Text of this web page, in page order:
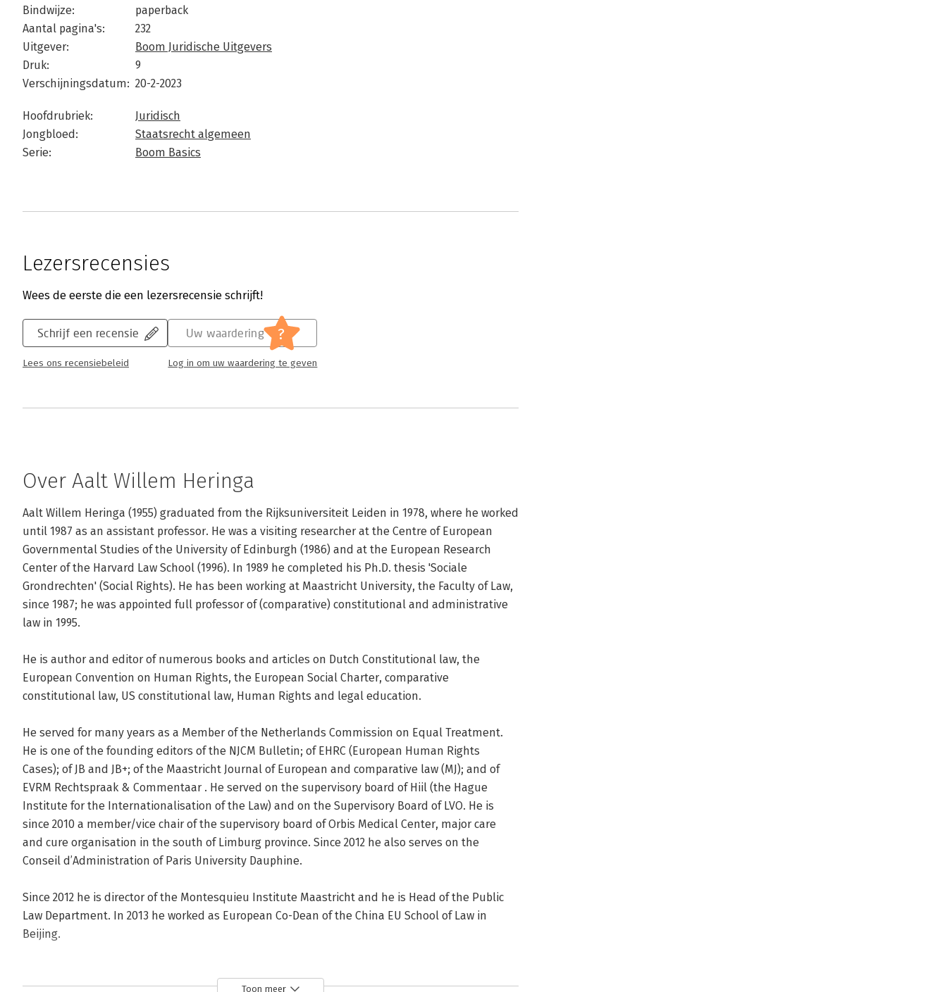
Bindwijze:
paperback
Aantal pagina's:
232
Uitgever:
Boom Juridische Uitgevers
Druk:
9
Verschijningsdatum: 20-2-2023
Hoofdrubriek:
Juridisch
Jongbloed:
Staatsrecht algemeen
Serie:
Boom Basics
Lezersrecensies
Wees de eerste die een lezersrecensie schrijft!
Schrijf een recensie
Lees ons recensiebeleid
Uw waardering ?
Log in om uw waardering te geven
Over Aalt Willem Heringa
Aalt Willem Heringa (1955) graduated from the Rijksuniversiteit Leiden in 1978, where he worked
until 1987 as an assistant professor. He was a visiting researcher at the Centre of European
Governmental Studies of the University of Edinburgh (1986) and at the European Research
Center of the Harvard Law School (1996). In 1989 he completed his Ph.D. thesis 'Sociale
Grondrechten' (Social Rights). He has been working at Maastricht University, the Faculty of Law,
since 1987; he was appointed full professor of (comparative) constitutional and administrative
law in 1995.
He is author and editor of numerous books and articles on Dutch Constitutional law, the
European Convention on Human Rights, the European Social Charter, comparative
constitutional law, US constitutional law, Human Rights and legal education.
He served for many years as a Member of the Netherlands Commission on Equal Treatment.
He is one of the founding editors of the NJCM Bulletin; of EHRC (European Human Rights
Cases); of JB and JB+; of the Maastricht Journal of European and comparative law (MJ); and of
EVRM Rechtspraak & Commentaar . He served on the supervisory board of Hiil (the Hague
Institute for the Internationalisation of the Law) and on the Supervisory Board of LVO. He is
since 2010 a member/vice chair of the supervisory board of Orbis Medical Center, major care
and cure organisation in the south of Limburg province. Since 2012 he also serves on the
Conseil d’Administration of Paris University Dauphine.
Since 2012 he is director of the Montesquieu Institute Maastricht and he is Head of the Public
Law Department. In 2013 he worked as European Co-Dean of the China EU School of Law in
Beijing.
Andere boeken door Aalt Willem Heringa
Toon meer